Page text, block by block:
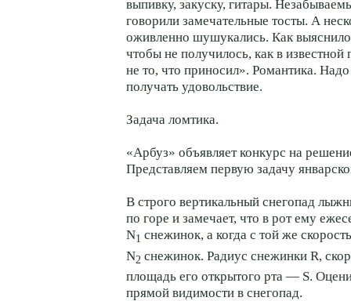
выпивку, закуску, гитары.
говорили замечательные тосты. А
оживленно шушукались. Как
чтобы не получилось, как в
не то, что приносил». Романтика. Надо
получать удовольствие.
Задача ломтика.
«Арбуз» объявляет конкурс на
Представляем первую задачу
В строго вертикальный снегопад
по горе и замечает, что в рот ему
N1 снежинок, а когда с той же
N2 снежинок. Радиус снежинки R,
площадь его открытого рта — S.
прямой видимости в снегопад.